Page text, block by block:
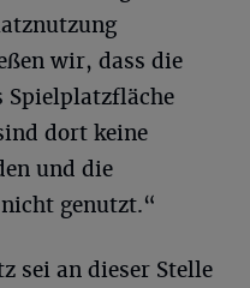
wir, dass die
Spielplatzfläche
dort keine
und die
genutzt.“
sei an dieser Stelle